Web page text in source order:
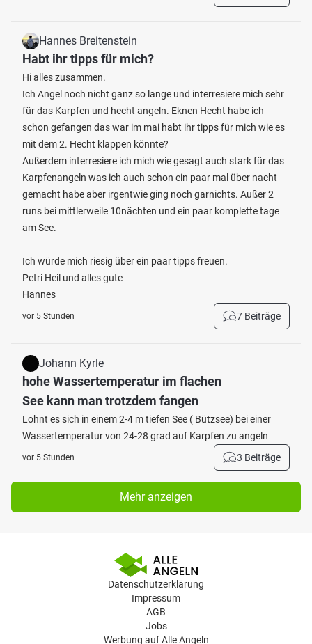
Hannes Breitenstein
Habt ihr tipps für mich?
Hi alles zusammen.
Ich Angel noch nicht ganz so lange und interresiere mich sehr
für das Karpfen und hecht angeln. Eknen Hecht habe ich
schon gefangen das war im mai habt ihr tipps für mich wie es
mit dem 2. Hecht klappen könnte?
Außerdem interresiere ich mich wie gesagt auch stark für das
Karpfenangeln was ich auch schon ein paar mal über nacht
gemacht habe aber irgentwie ging noch garnichts. Außer 2
runs bei mittlerweile 10nächten und ein paar komplette tage
am See.
Ich würde mich riesig über ein paar tipps freuen.
Petri Heil und alles gute
Hannes
vor 5 Stunden 7 Beiträge
Johann Kyrle
hohe Wassertemperatur im flachen
See kann man trotzdem fangen
Lohnt es sich in einem 2-4 m tiefen See ( Bützsee) bei einer
Wassertemperatur von 24-28 grad auf Karpfen zu angeln
vor 5 Stunden 3 Beiträge
Mehr anzeigen
Datenschutzerklärung
Impressum
AGB
Jobs
Werbung auf Alle Angeln